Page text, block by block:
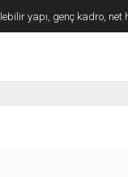
yapı, genç kadro, net